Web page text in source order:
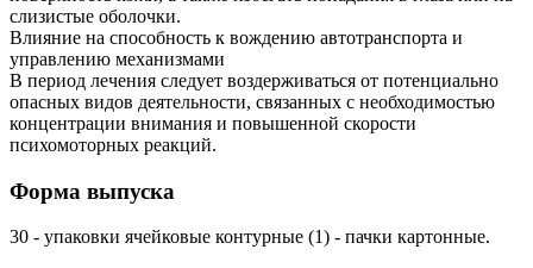
слизистые оболочки.
Влияние на способность к вождению автотранспорта и
управлению механизмами
В период лечения следует воздерживаться от потенциально
опасных видов деятельности, связанных с необходимостью
концентрации внимания и повышенной скорости
психомоторных реакций.
Форма выпуска
30 - упаковки ячейковые контурные (1) - пачки картонные.